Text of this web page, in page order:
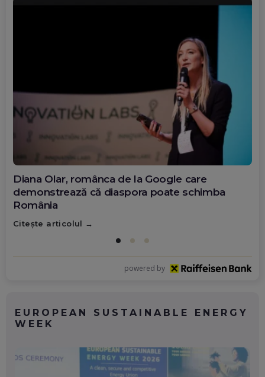
Diana Olar, românca de la Google care
demonstrează că diaspora poate schimba
România
Citește articolul
powered by
EUROPEAN SUSTAINABLE ENERGY
WEEK